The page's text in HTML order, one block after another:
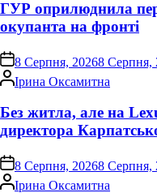
ГУР оприлюднила
окупанта на фронті
on8 Серпня, 20268 Серпня,
Опубліковано
Ірина Оксамитна
Без житла, але на
директора
on8 Серпня, 20268 Серпня,
Опубліковано
Ірина Оксамитна